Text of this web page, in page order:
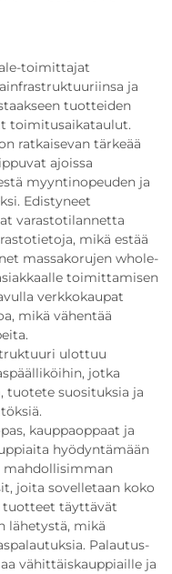
toimittajat
ja
tuotteiden
toimitusaikataulut.
ratkaisevan tärkeää
ajoissa
myyntinopeuden ja
Edistyneet
varastotilannetta
mikä estää
massakorujen whole-
toimittamisen
verkkokaupat
mikä vähentää
ulottuu
jotka
tuotete suosituksia ja
kauppaoppaat ja
hyödyntämään
mahdollisimman
joita sovelletaan koko
tuotteet täyttävät
lähetystä, mikä
Palautus-
vähittäiskauppiaille ja